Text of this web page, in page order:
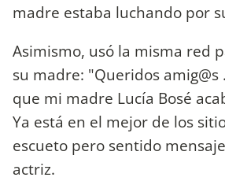
madre estaba luchando por
Asimismo, usó la misma red
su madre: "Queridos amig@s
que mi madre Lucía Bosé
Ya está en el mejor de los
escueto pero sentido
actriz.